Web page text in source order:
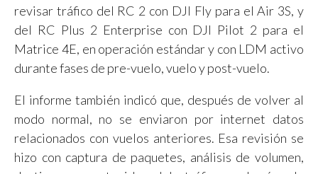
revisar tráfico del RC 2 con DJI Fly para el Air 3S, y
del RC Plus 2 Enterprise con DJI Pilot 2 para el
Matrice 4E, en operación estándar y con LDM activo
durante fases de pre-vuelo, vuelo y post-vuelo.
El informe también indicó que, después de volver al
modo normal, no se enviaron por internet datos
relacionados con vuelos anteriores. Esa revisión se
hizo con captura de paquetes, análisis de volumen,